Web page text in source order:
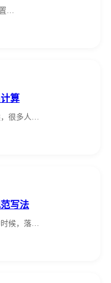
…
算
很多人…
写法
候，落…